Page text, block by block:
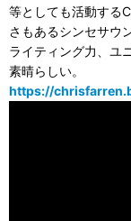
等としても活動する
さもあるシンセサウ
ライティング力、ユ
素晴らしい。
https://